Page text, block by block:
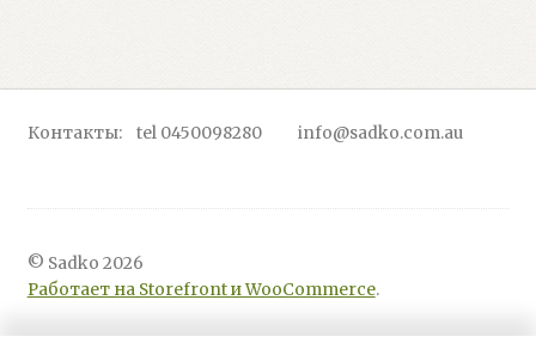
Контакты: tel 0450098280 info@sadko.com.au
© Sadko 2026
Работает на Storefront и WooCommerce.